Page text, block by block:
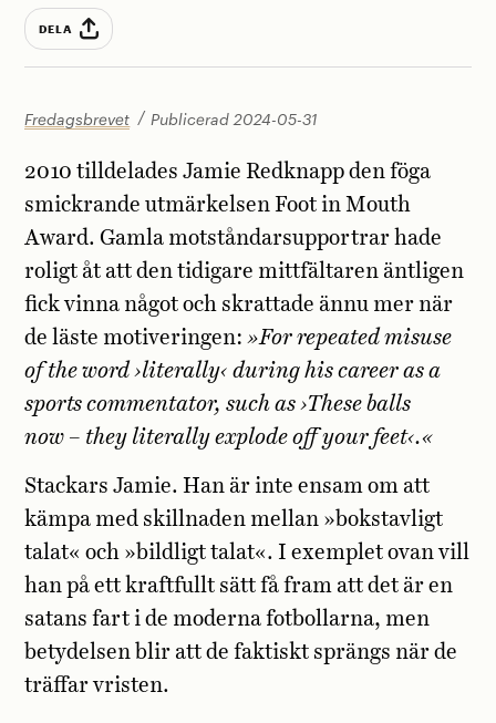
Fredagsbrevet Publicerad 2024-05-31
DELA
2010 tilldelades Jamie Redknapp den föga
smickrande utmärkelsen Foot in Mouth
Award. Gamla motståndarsupportrar hade
roligt åt att den tidigare mittfältaren äntligen
fick vinna något och skrattade ännu mer när
de läste motiveringen:»For repeated misuse
of the word ›literally‹ during his career as a
sports commentator, such as ›These balls
now – they literally explode off your feet‹.«
Stackars Jamie. Han är inte ensam om att
kämpa med skillnaden mellan »bokstavligt
talat« och »bildligt talat«. I exemplet ovan vill
han på ett kraftfullt sätt få fram att det är en
satans fart i de moderna fotbollarna, men
betydelsen blir att de faktiskt sprängs när de
träffar vristen.